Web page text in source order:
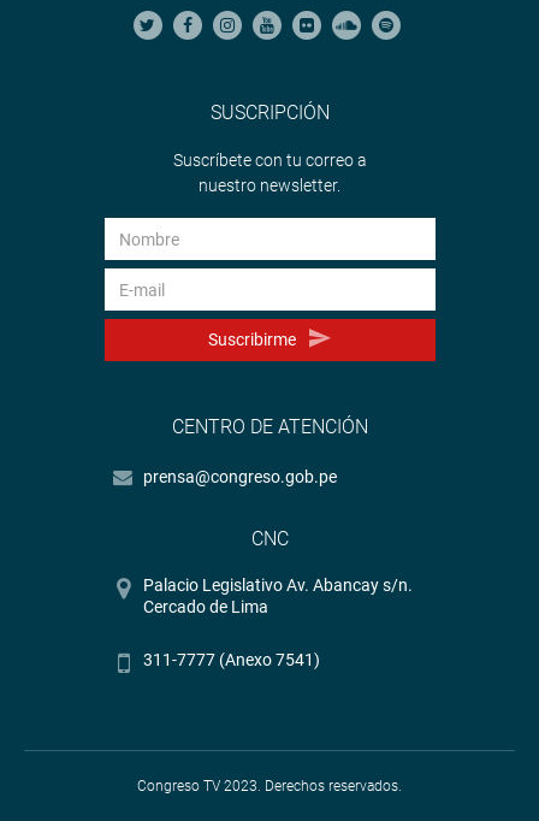
SUSCRIPCIÓN
Suscríbete con tu correo a
nuestro newsletter.
Suscribirme
CENTRO DE ATENCIÓN
prensa@congreso.gob.pe
CNC
Palacio Legislativo Av. Abancay s/n.
Cercado de Lima
311-7777 (Anexo 7541)
Congreso TV 2023. Derechos reservados.